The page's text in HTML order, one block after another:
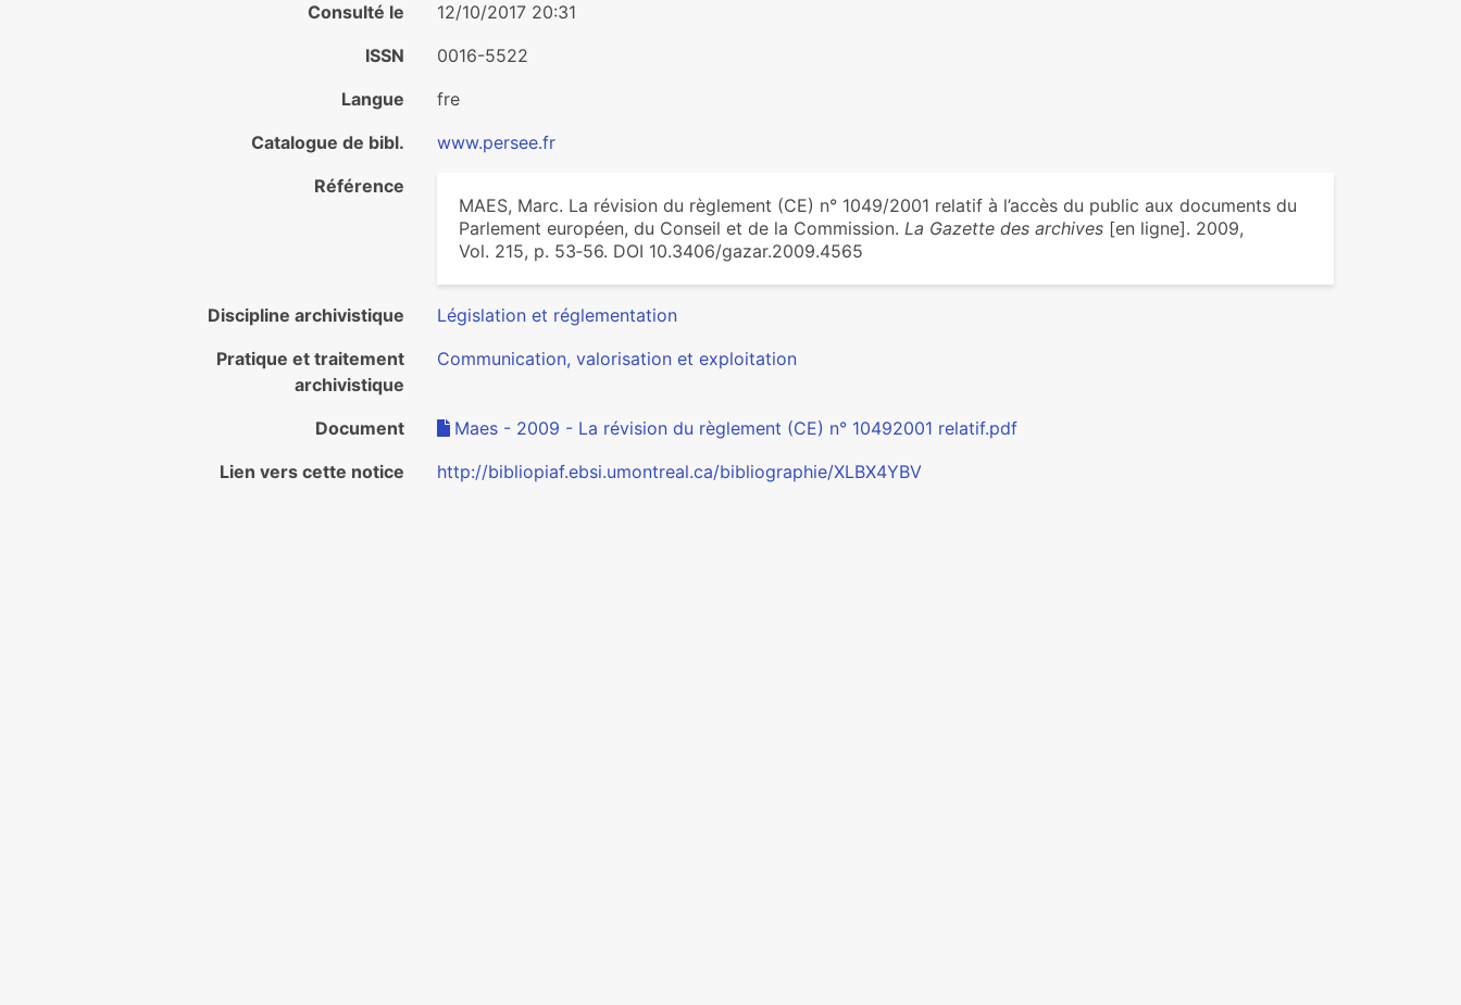
Consulté le
12/10/2017 20:31
ISSN
0016-5522
Langue
fre
Catalogue de bibl.
www.persee.fr
Référence
MAES, Marc. La révision du règlement (CE) n° 1049/2001 relatif à l’accès du public aux documents du
Parlement européen, du Conseil et de la Commission. La Gazette des archives [en ligne]. 2009,
Vol. 215, p. 53‑56. DOI 10.3406/gazar.2009.4565
Discipline archivistique
Législation et réglementation
Pratique et traitement
archivistique
Communication, valorisation et exploitation
Document
Maes - 2009 - La révision du règlement (CE) n° 10492001 relatif.pdf
Lien vers cette notice
http://bibliopiaf.ebsi.umontreal.ca/bibliographie/XLBX4YBV